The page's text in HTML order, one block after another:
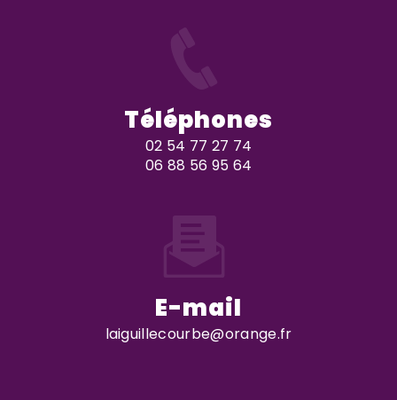
Téléphones
02 54 77 27 74
06 88 56 95 64
E-mail
laiguillecourbe@orange.fr